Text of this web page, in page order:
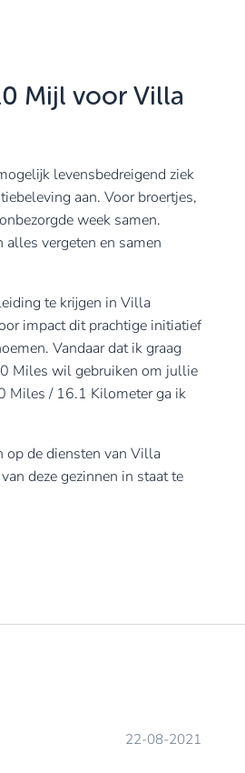
Mijl voor Villa
levensbedreigend ziek
aan. Voor broertjes,
week samen.
alles vergeten en samen
te krijgen in Villa
impact dit prachtige initiatief
Vandaar dat ik graag
Miles wil gebruiken om jullie
Miles / 16.1 Kilometer ga ik
op de diensten van Villa
deze gezinnen in staat te
22-08-2021